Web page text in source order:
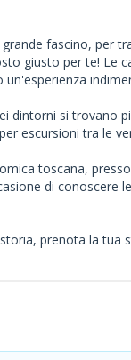
fascino, per
giusto per te! Le
dintorni si trovano
escursioni tra le
toscana,
di conoscere
prenota la tua